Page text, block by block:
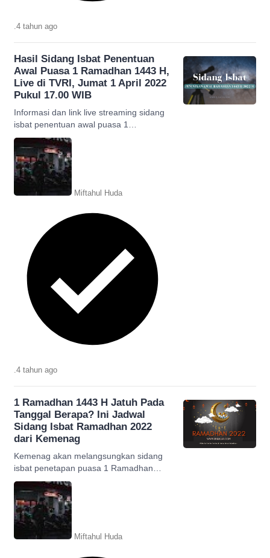
.4 tahun ago
Hasil Sidang Isbat Penentuan
Awal Puasa 1 Ramadhan 1443 H,
Live di TVRI, Jumat 1 April 2022
Pukul 17.00 WIB
Informasi dan link live streaming sidang
isbat penentuan awal puasa 1
Ramadhan 1443 H/2020 M, bisa
diperoleh dalam artikel ini.
Miftahul Huda
4 tahun ago
1 Ramadhan 1443 H Jatuh Pada
Tanggal Berapa? Ini Jadwal
Sidang Isbat Ramadhan 2022
dari Kemenag
Kemenag akan melangsungkan sidang
isbat penetapan puasa 1 Ramadhan
1443 H/2022 M pada tanggal 1 April
2022. Berikut tahapan lengkapnya.
Miftahul Huda